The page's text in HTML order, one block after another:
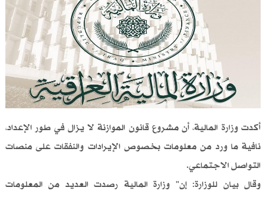
أكدت وزارة المالية، أن مشروع قانون الموازنة لا يزال في طور الإعداد،
نافية ما ورد من معلومات بخصوص الإيرادات والنفقات على منصات
التواصل الاجتماعي.
وقال بيان للوزارة: إن" وزارة المالية رصدت العديد من المعلومات